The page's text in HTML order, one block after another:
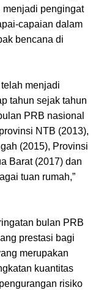
menjadi pengingat
capaian dalam
bencana di
menjadi
tahun sejak tahun
PRB nasional
NTB (2013),
(2015), Provinsi
Barat (2017) dan
tuan rumah,”
bulan PRB
prestasi bagi
merupakan
kuantitas
risiko